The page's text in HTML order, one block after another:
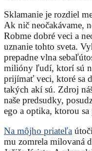
Sklamanie je rozdiel
Ak nič neočakávame,
Robme dobré veci a
uznanie tohto sveta.
prepadne vlna
milióny ľudí, ktorí sú
prijímať veci, ktoré sa
takých akí sú. Zdroj
naše predsudky,
ego a optika, ktorou sa
Na môjho priateľa
mu zomrela milovaná